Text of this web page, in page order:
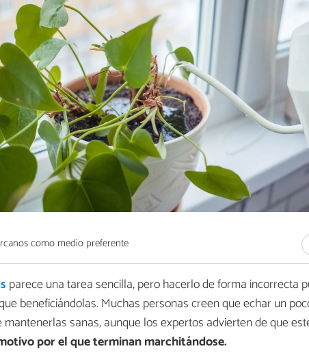
como medio preferente
parece una tarea sencilla, pero hacerlo de forma incorrecta
beneficiándolas. Muchas personas creen que echar un
sanas, aunque los expertos advierten de que
por el que terminan marchitándose.